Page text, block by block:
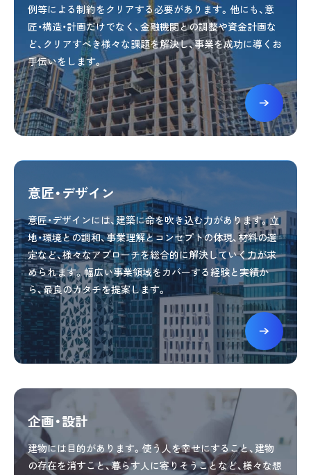
例等による制約をクリアする必要があります。他にも、意
匠・構造・計画だけでなく、金融機関との調整や資金計画な
ど、クリアすべき様々な課題を解決し、事業を成功に導くお
手伝いをします。
意匠・デザイン
意匠・デザインには、建築に命を吹き込む力があります。立
地・環境との調和、事業理解とコンセプトの体現、材料の選
定など、様々なアプローチを総合的に解決していく力が求
められます。幅広い事業領域をカバーする経験と実績か
ら、最良のカタチを提案します。
企画・設計
建物には目的があります。使う人を幸せにすること、建物
の存在を消すこと、暮らす人に寄りそうことなど、様々な想